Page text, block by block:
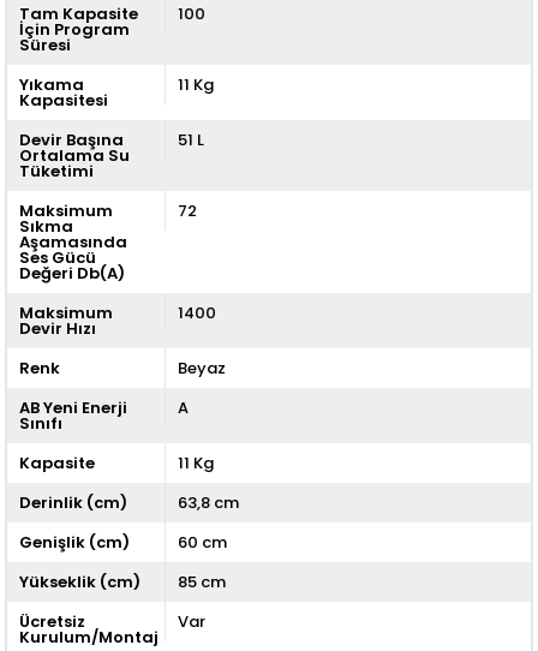
Tam Kapasite
İçin Program
Süresi
100
Yıkama
Kapasitesi
11 Kg
Devir Başına
Ortalama Su
Tüketimi
51 L
Maksimum
Sıkma
Aşamasında
Ses Gücü
Değeri Db(A)
72
Maksimum
Devir Hızı
1400
Renk
Beyaz
AB Yeni Enerji
Sınıfı
A
Kapasite
11 Kg
Derinlik (cm)
63,8 cm
Genişlik (cm)
60 cm
Yükseklik (cm)
85 cm
Ücretsiz
Kurulum/Montaj
Var